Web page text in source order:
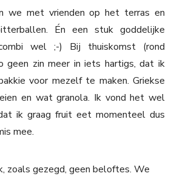
we met vrienden op het terras en
Én een stuk goddelijke
wel ;-) Bij thuiskomst (rond
geen zin meer in iets hartigs, dat ik
voor mezelf te maken. Griekse
en wat granola. Ik vond het wel
ik graag fruit eet momenteel dus
mee.
zoals gezegd, geen beloftes. We